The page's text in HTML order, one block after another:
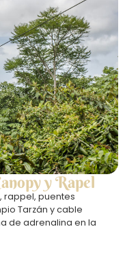
y Rapel
rappel, puentes
Tarzán y cable
de adrenalina en la